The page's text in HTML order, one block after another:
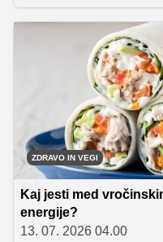
sedem lahkih poletnih
telesa ne obremenijo.
hladna juha, tortilje in
za najbolj vroče dni.
ZDRAVO IN VEGI
Kaj jesti med
energije?
13. 07. 2026 04.00